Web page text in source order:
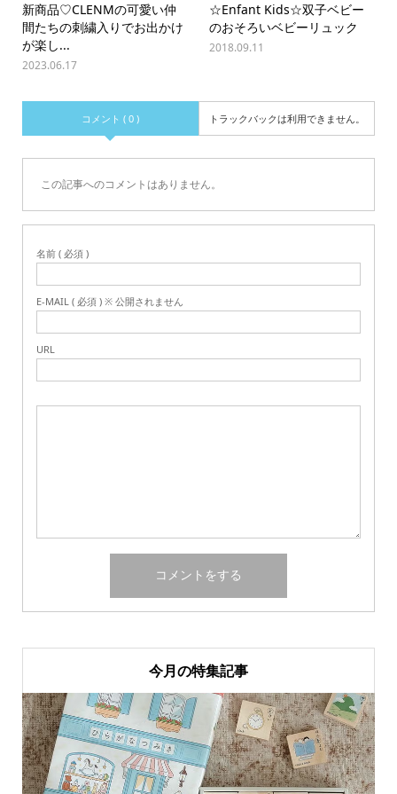
新商品♡CLENMの可愛い仲
間たちの刺繍入りでお出かけ
が楽し...
2023.06.17
☆Enfant Kids☆双子ベビー
のおそろいベビーリュック
2018.09.11
コメント ( 0 ) トラックバックは利用できません。
この記事へのコメントはありません。
名前 ( 必須 )
E-MAIL ( 必須 ) ※ 公開されません
URL
今月の特集記事